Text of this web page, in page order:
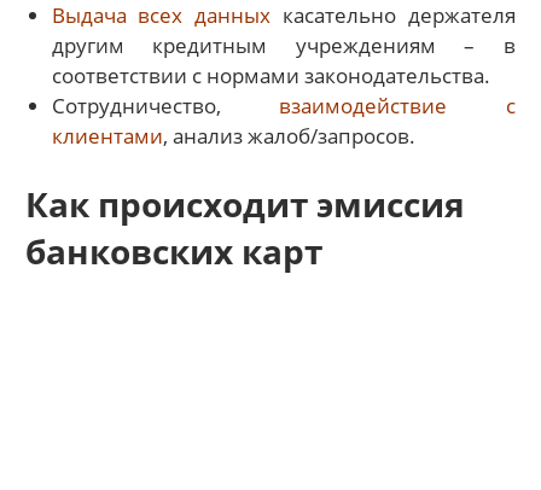
Выдача всех данных касательно держателя
другим кредитным учреждениям – в
соответствии с нормами законодательства.
Сотрудничество, взаимодействие с
клиентами, анализ жалоб/запросов.
Как происходит эмиссия
банковских карт